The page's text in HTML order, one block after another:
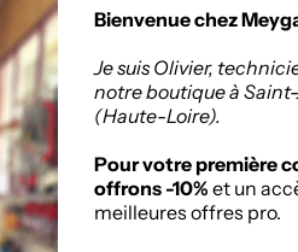
de matériaux
à Saint-
Zone Artisanale, 336
Mauras, 43260
Chapteuil
Bienvenue chez
Je suis Olivier,
notre boutique à
(Haute-Loire).
Pour votre première
offrons -10% et un
meilleures offres pro.